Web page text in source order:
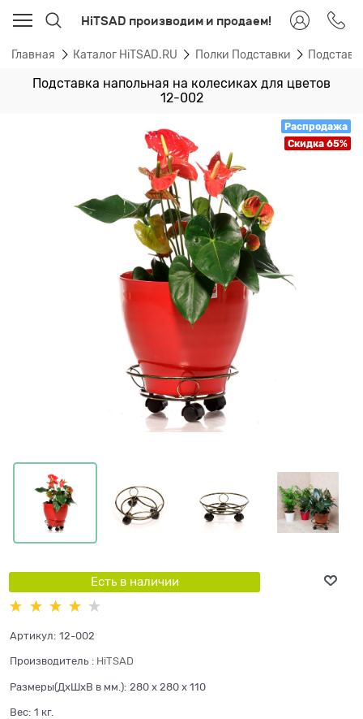
HiTSAD производим и продаем!
Главная Каталог HiTSAD.RU Полки Подставки
Подставка напольная на колесиках для цветов
12-002
Распродажа
Скидка 65%
Есть в наличии
Артикул: 12-002
Производитель : HiTSAD
Размеры(ДхШхВ в мм.): 280 x 280 x 110
Вес: 1 кг.